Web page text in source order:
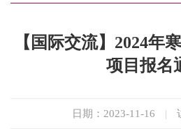
【国际交流】2024年
项目报名
日期：2023-11-16 |